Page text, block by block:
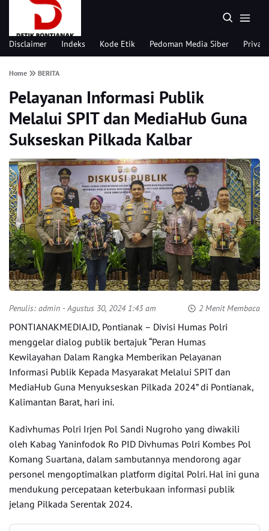
Disclaimer Indeks Kode Etik Pedoman Media Siber
Home BERITA
Pelayanan Informasi Publik
Melalui SPIT dan MediaHub Guna
Sukseskan Pilkada Kalbar
Penulis: admin - Agustus 30, 2024 1:43 am 2 Menit Membaca
PONTIANAKMEDIA.ID, Pontianak – Divisi Humas Polri
menggelar dialog publik bertajuk “Peran Humas
Kewilayahan Dalam Rangka Memberikan Pelayanan
Informasi Publik Kepada Masyarakat Melalui SPIT dan
MediaHub Guna Menyukseskan Pilkada 2024” di Pontianak,
Kalimantan Barat, hari ini.
Kadivhumas Polri Irjen Pol Sandi Nugroho yang diwakili
oleh Kabag Yaninfodok Ro PID Divhumas Polri Kombes Pol
Komang Suartana, dalam sambutannya mendorong agar
personel mengoptimalkan platform digital Polri. Hal ini guna
mendukung percepataan keterbukaan informasi publik
jelang Pilkada Serentak 2024.